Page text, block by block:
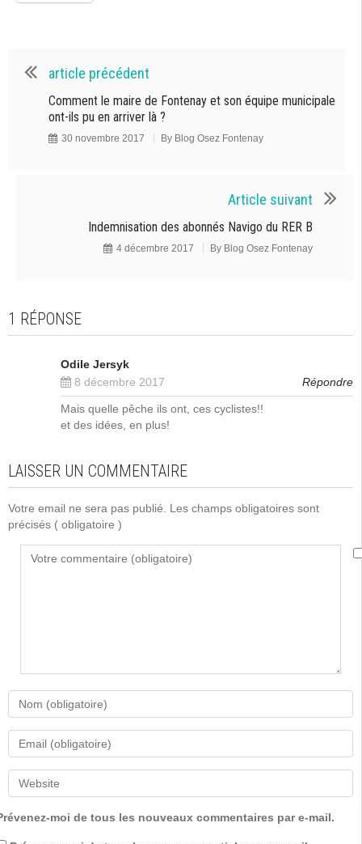
article précédent
Comment le maire de Fontenay et son équipe municipale
ont-ils pu en arriver là ?
30 novembre 2017 By Blog Osez Fontenay
Article suivant
Indemnisation des abonnés Navigo du RER B
4 décembre 2017 By Blog Osez Fontenay
1 RÉPONSE
Odile Jersyk
8 décembre 2017
Répondre
Mais quelle pêche ils ont, ces cyclistes!!
et des idées, en plus!
LAISSER UN COMMENTAIRE
Votre email ne sera pas publié. Les champs obligatoires sont
précisés ( obligatoire )
moi de tous les nouveaux commentaires par e-mail.